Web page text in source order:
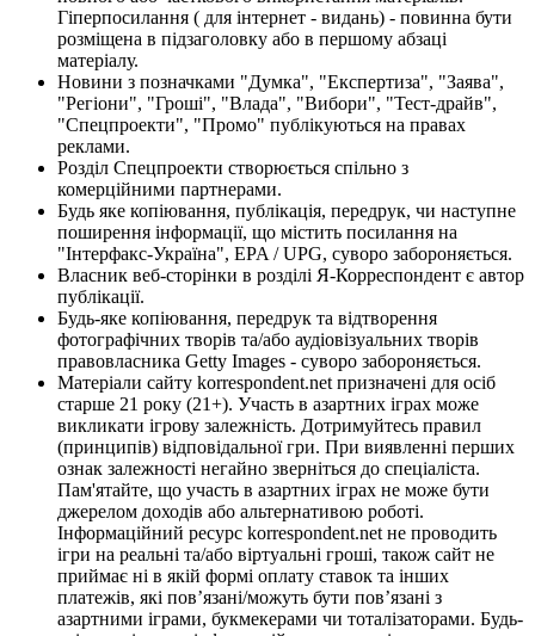
Гіперпосилання ( для інтернет - видань) - повинна бути
розміщена в підзаголовку або в першому абзаці
матеріалу.
Новини з позначками "Думка", "Експертиза", "Заява",
"Регіони", "Гроші", "Влада", "Вибори", "Тест-драйв",
"Спецпроекти", "Промо" публікуються на правах
реклами.
Розділ Спецпроекти створюється спільно з
комерційними партнерами.
Будь яке копіювання, публікація, передрук, чи наступне
поширення інформації, що містить посилання на
"Інтерфакс-Україна", EPA / UPG, суворо забороняється.
Власник веб-сторінки в розділі Я-Корреспондент є автор
публікації.
Будь-яке копіювання, передрук та відтворення
фотографічних творів та/або аудіовізуальних творів
правовласника Getty Images - суворо забороняється.
Матеріали сайту korrespondent.net призначені для осіб
старше 21 року (21+). Участь в азартних іграх може
викликати ігрову залежність. Дотримуйтесь правил
(принципів) відповідальної гри. При виявленні перших
ознак залежності негайно зверніться до спеціаліста.
Пам'ятайте, що участь в азартних іграх не може бути
джерелом доходів або альтернативою роботі.
Інформаційний ресурс korrespondent.net не проводить
ігри на реальні та/або віртуальні гроші, також сайт не
приймає ні в якій формі оплату ставок та інших
платежів, які пов’язані/можуть бути пов’язані з
азартними іграми, букмекерами чи тоталізаторами. Будь-